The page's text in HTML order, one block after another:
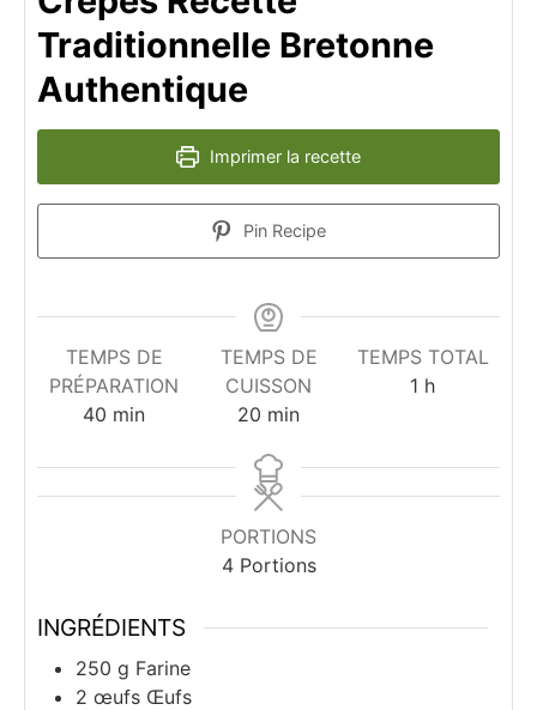
Traditionnelle Bretonne
Authentique
Imprimer la recette
Pin Recipe
TEMPS DE
PRÉPARATION
40 minutes
min
TEMPS DE
CUISSON
20 minutes
min
TEMPS TOTAL
1 heure
h
PORTIONS
4 Portions
INGRÉDIENTS
250 g Farine
2 œufs Œufs